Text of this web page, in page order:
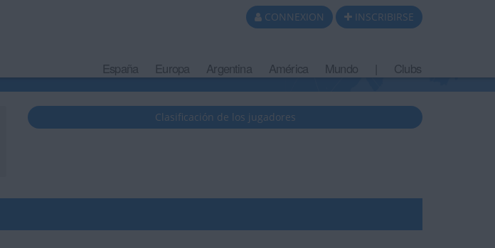
CONNEXION INSCRIBIRSE
España Europa Argentina América Mundo Clubs
Clasificación de los jugadores